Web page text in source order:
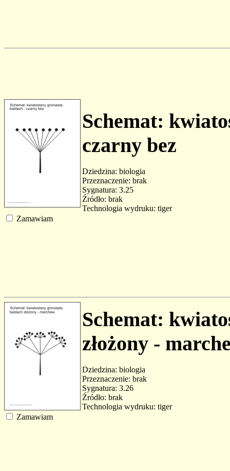
Schemat:
czarny bez
Dziedzina: biologia
Przeznaczenie: brak
Sygnatura: 3.25
Źródło: brak
Technologia wydruku: tiger
Zamawiam
Schemat:
złożony -
Dziedzina: biologia
Przeznaczenie: brak
Sygnatura: 3.26
Źródło: brak
Technologia wydruku: tiger
Zamawiam